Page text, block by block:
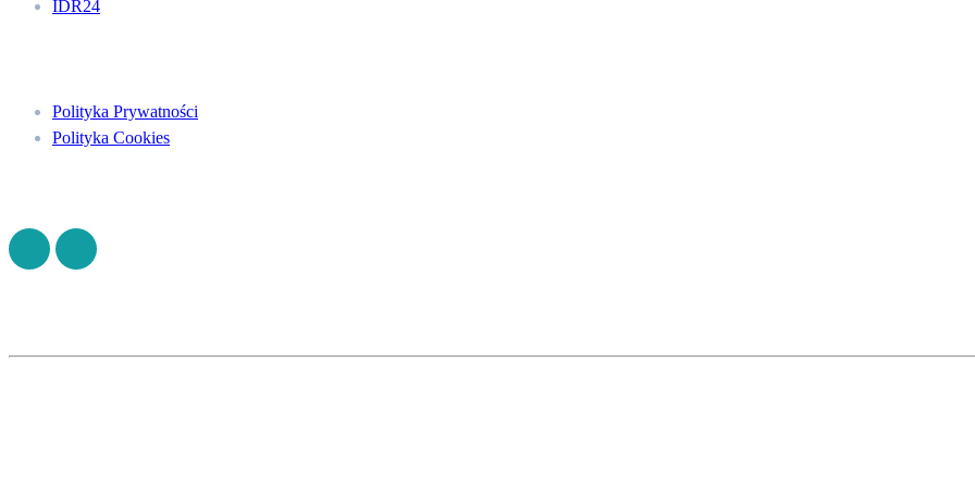
IDR24
Polityka Prywatności
Polityka Cookies